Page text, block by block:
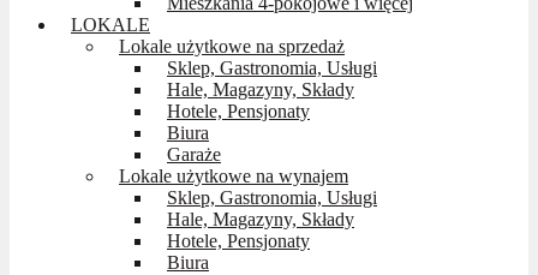
LOKALE
Lokale użytkowe na sprzedaż
Sklep, Gastronomia, Usługi
Hale, Magazyny, Składy
Hotele, Pensjonaty
Biura
Garaże
Lokale użytkowe na wynajem
Sklep, Gastronomia, Usługi
Hale, Magazyny, Składy
Hotele, Pensjonaty
Biura